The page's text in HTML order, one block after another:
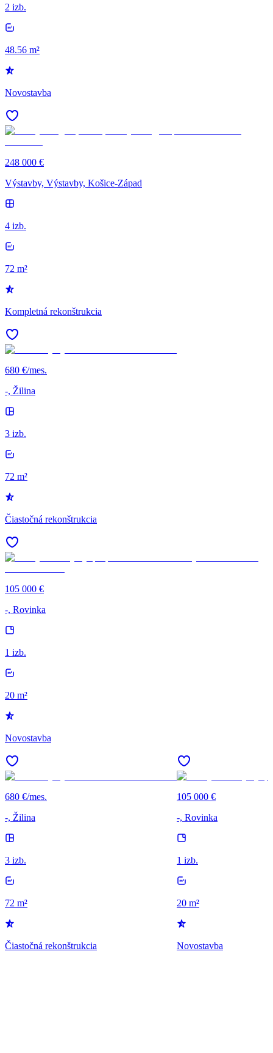
2 izb.
48.56 m²
Novostavba
248 000 €
Výstavby, Výstavby, Košice-Západ
4 izb.
72 m²
Kompletná rekonštrukcia
680 €/mes.
-, Žilina
3 izb.
72 m²
Čiastočná rekonštrukcia
105 000 €
-, Rovinka
1 izb.
20 m²
Novostavba
680 €/mes.
-, Žilina
3 izb.
72 m²
Čiastočná rekonštrukcia
105 000 €
-, Rovinka
1 izb.
20 m²
Novostavba